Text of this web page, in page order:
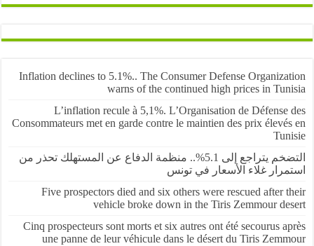
Inflation declines to 5.1%.. The Consumer Defense
warns of the continued high prices in
L’inflation recule à 5,1%. L’Organisation de
Consommateurs met en garde contre le maintien des prix
التضخم يتراجع إلى 5.1%.. منظمة الدفاع عن المستهلك تحذر من
غلاء الأسعار في تونس
Five prospectors died and six others were rescued after
vehicle broke down in the Tiris Zemmour
Cinq prospecteurs sont morts et six autres ont été secourus
une panne de leur véhicule dans le désert du Tiris